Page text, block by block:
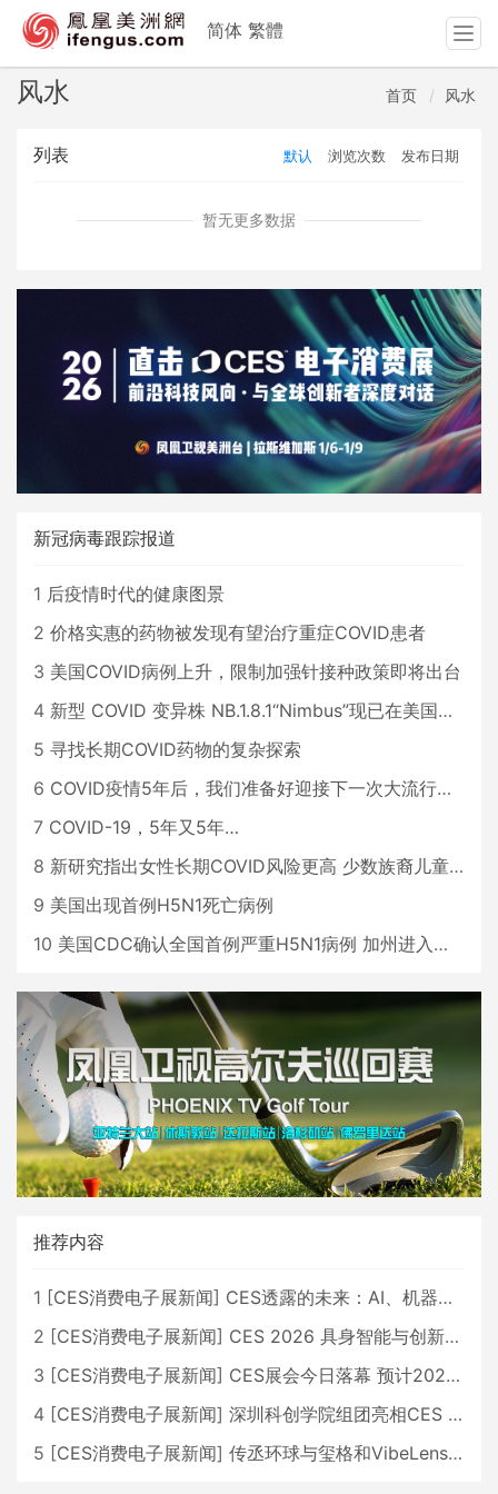
风水 首页 风水
列表 默认 浏览次数 发布日期
暂无更多数据
新冠病毒跟踪报道
1 后疫情时代的健康图景
2 价格实惠的药物被发现有望治疗重症COVID患者
3 美国COVID病例上升，限制加强针接种政策即将出台
4 新型 COVID 变异株 NB.1.8.1“Nimbus”现已在美国占据主导地位
5 寻找长期COVID药物的复杂探索
6 COVID疫情5年后，我们准备好迎接下一次大流行了吗？
7 COVID-19，5年又5年…
8 新研究指出女性长期COVID风险更高 少数族裔儿童存在差异
9 美国出现首例H5N1死亡病例
10 美国CDC确认全国首例严重H5N1病例 加州进入紧急状态
推荐内容
1 [CES消费电子展新闻] CES透露的未来：AI、机器人与智能生活大爆发
2 [CES消费电子展新闻] CES 2026 具身智能与创新领域 中国公司大放异彩
3 [CES消费电子展新闻] CES展会今日落幕 预计2026行业收入将超五千亿美元
4 [CES消费电子展新闻] 深圳科创学院组团亮相CES 广受好评
5 [CES消费电子展新闻] 传丞环球与玺格和VibeLens共同推出全新耳机
简体 繁體
T
o
g
g
e
a
t
i
o
n